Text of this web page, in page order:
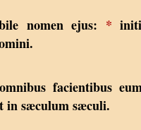
nomen ejus: *
facientibus
in sæculum sæculi.